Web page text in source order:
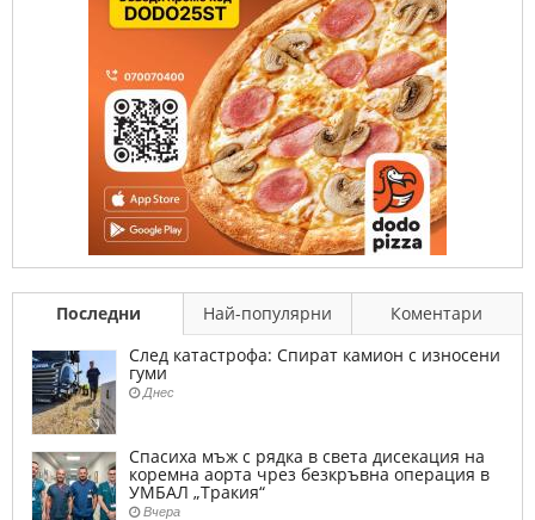
Последни Най-популярни
Коментари
След катастрофа: Спират камион с износени
гуми
Днес
Спасиха мъж с рядка в света дисекация на
коремна аорта чрез безкръвна операция в
УМБАЛ „Тракия“
Вчера